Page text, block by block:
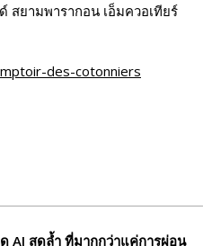
สยามพารากอน เอ็มควอเทียร์
des-cotonniers
AI สุดล้ำ ที่มากกว่าแค่การผ่อน